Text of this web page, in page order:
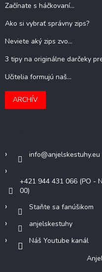
Začínate s háčkovaní...
Ako si vybrať správny zips?
Neviete aký zips zvo...
3 tipy na originálne darčeky
Učitelia formujú naš...
ARCHÍV
info@anjelskestuhy.eu
+421 944 431 066 (PO -
00)
Staňte sa fanúšikom
anjelskestuhy
Náš Youtube kanál